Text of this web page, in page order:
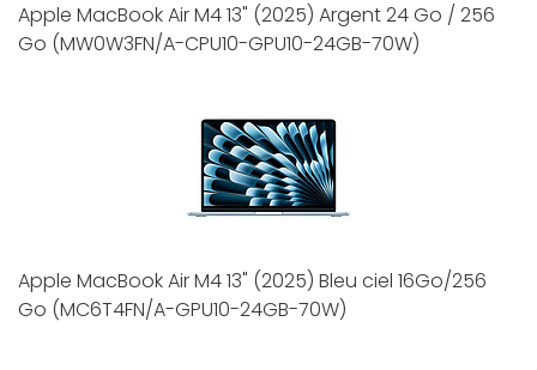
Apple MacBook Air M4 13" (2025) Argent 24 Go / 256
Go (MW0W3FN/A-CPU10-GPU10-24GB-70W)
Apple MacBook Air M4 13" (2025) Bleu ciel 16Go/256
Go (MC6T4FN/A-GPU10-24GB-70W)